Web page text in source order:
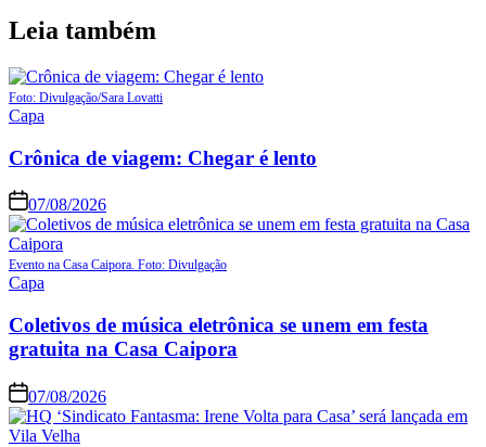
Leia também
Foto: Divulgação/Sara Lovatti
Capa
Crônica de viagem: Chegar é lento
07/08/2026
Evento na Casa Caipora. Foto: Divulgação
Capa
Coletivos de música eletrônica se unem em festa
gratuita na Casa Caipora
07/08/2026